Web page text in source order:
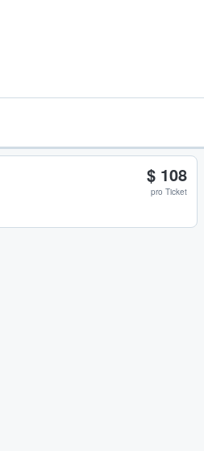
$ 108
pro Ticket